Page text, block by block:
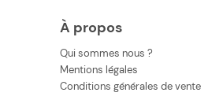
À propos
Qui sommes nous ?
Mentions légales
Conditions générales de vente